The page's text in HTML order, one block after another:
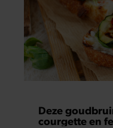
Deze
courgette en